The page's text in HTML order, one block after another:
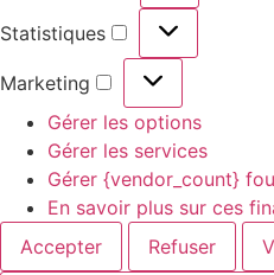
Statistiques
Marketing
Gérer les options
Gérer les services
Gérer {vendor_count}
En savoir plus sur ces
Accepter
Refuser